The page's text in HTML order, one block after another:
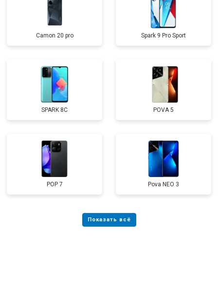
Camon 20 pro Spark 9 Pro Sport
SPARK 8C POVA 5
POP 7 Pova NEO 3